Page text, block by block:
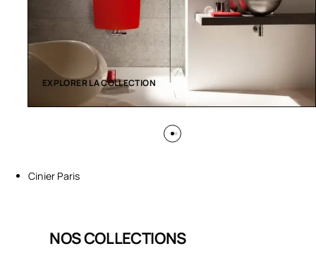
EXPLORER LA COLLECTION
Cinier Paris
NOS COLLECTIONS